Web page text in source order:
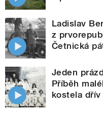
Ladislav
z
Četnická
Jeden
Příběh
kostela